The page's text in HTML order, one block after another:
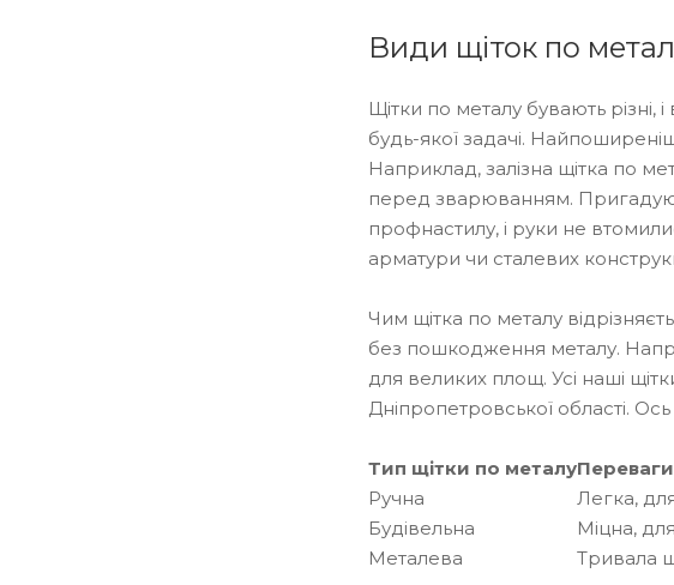
Види щіток по
Щітки по металу бувають
будь-якої задачі.
Наприклад, залізна щітка по
перед зварюванням. Пригадую,
профнастилу, і руки не
арматури чи сталевих
Чим щітка по металу
без пошкодження металу.
для великих площ. Усі наші
Дніпропетровської області.
Тип щітки по металуПереваги
Ручна
Легка,
Будівельна
Міцна,
Металева
Тривала